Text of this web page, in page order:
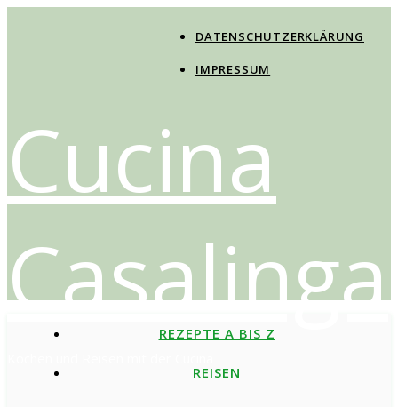
DATENSCHUTZERKLÄRUNG
IMPRESSUM
Cucina
Casalinga
REZEPTE A BIS Z
REISEN